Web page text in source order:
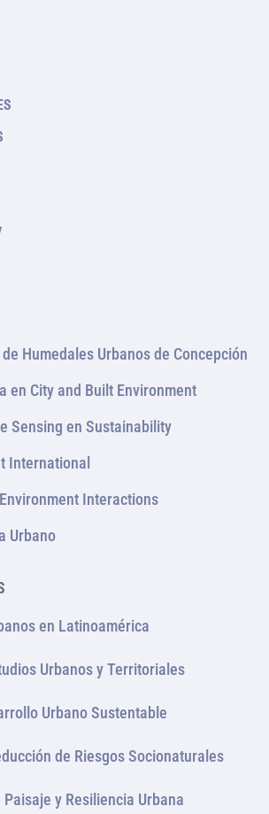
Humedales Urbanos de Concepción
en City and Built Environment
Sensing en Sustainability
International
Interactions
Urbano
en Latinoamérica
Urbanos y Territoriales
Urbano Sustentable
de Riesgos Socionaturales
y Resiliencia Urbana